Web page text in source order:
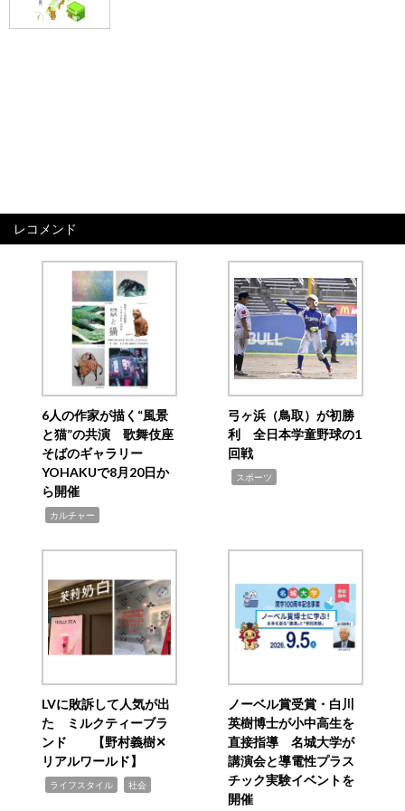
レコメンド
6人の作家が描く“風景
と猫”の共演 歌舞伎座
そばのギャラリー
YOHAKUで8月20日か
ら開催
カルチャー
弓ヶ浜（鳥取）が初勝
利 全日本学童野球の1
回戦
スポーツ
LVに敗訴して人気が出
た ミルクティーブラ
ンド 【野村義樹✕
リアルワールド】
ライフスタイル 社会
ノーベル賞受賞・白川
英樹博士が小中高生を
直接指導 名城大学が
講演会と導電性プラス
チック実験イベントを
開催